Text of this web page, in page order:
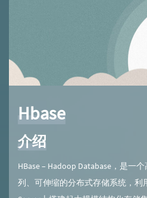
Hbase
介绍
HBase – Hadoop Database，是一
列、可伸缩的分布式存储系统，利